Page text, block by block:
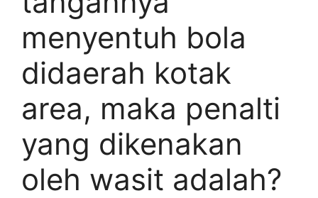
menyentuh bola
didaerah kotak
area, maka penalti
yang dikenakan
oleh wasit adalah?